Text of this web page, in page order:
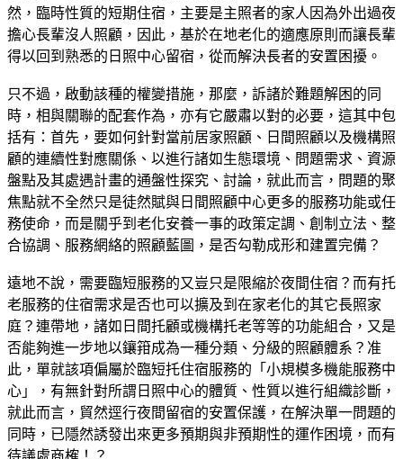
然，臨時性質的短期住宿，主要是主照者的家人因為外出過夜
擔心長輩沒人照顧，因此，基於在地老化的適應原則而讓長輩
得以回到熟悉的日照中心留宿，從而解決長者的安置困擾。
只不過，啟動該種的權變措施，那麼，訴諸於難題解困的同
時，相與關聯的配套作為，亦有它嚴肅以對的必要，這其中包
括有：首先，要如何針對當前居家照顧、日間照顧以及機構照
顧的連續性對應關係、以進行諸如生態環境、問題需求、資源
盤點及其處遇計畫的通盤性探究、討論，就此而言，問題的聚
焦點就不全然只是徒然賦與日間照顧中心更多的服務功能或任
務使命，而是關乎到老化安養一事的政策定調、創制立法、整
合協調、服務網絡的照顧藍圖，是否勾勒成形和建置完備？
遠地不說，需要臨短服務的又豈只是限縮於夜間住宿？而有托
老服務的住宿需求是否也可以擴及到在家老化的其它長照家
庭？連帶地，諸如日間托顧或機構托老等等的功能組合，又是
否能夠進一步地以鑲箝成為一種分類、分級的照顧體系？准
此，單就該項偏屬於臨短托住宿服務的「小規模多機能服務中
心」，有無針對所謂日照中心的體質、性質以進行組織診斷，
就此而言，貿然逕行夜間留宿的安置保護，在解決單一問題的
同時，已隱然誘發出來更多預期與非預期性的運作困境，而有
待議處商榷！？